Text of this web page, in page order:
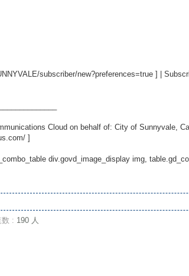
subscriber/new?preferences=true ] |
Cloud on behalf of: City of Sunnyvale,
]
div.govd_image_display img,
数 : 190 人